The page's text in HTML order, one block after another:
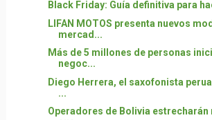
Black Friday: Guía definitiva para
LIFAN MOTOS presenta nuevos
mercad...
Más de 5 millones de personas
negoc...
Diego Herrera, el saxofonista
...
Operadores de Bolivia estrecharán